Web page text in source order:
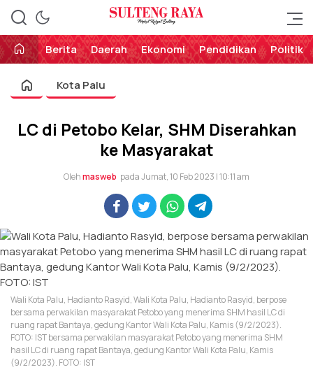
Sulteng Raya
Perekat Rakyat Sulteng
Berita
Daerah Ekonomi Pendidikan Politik
Kota Palu
LC di Petobo Kelar, SHM Diserahkan
ke Masyarakat
Olehmasweb pada Jumat, 10 Feb 2023 | 10:11 am
Wali Kota Palu, Hadianto Rasyid, Wali Kota Palu, Hadianto Rasyid, berpose
bersama perwakilan masyarakat Petobo yang menerima SHM hasil LC di
ruang rapat Bantaya, gedung Kantor Wali Kota Palu, Kamis (9/2/2023).
FOTO: IST bersama perwakilan masyarakat Petobo yang menerima SHM
hasil LC di ruang rapat Bantaya, gedung Kantor Wali Kota Palu, Kamis
(9/2/2023). FOTO: IST